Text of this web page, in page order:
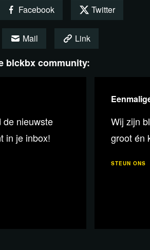
Facebook Twitter
Mail Link
blckbx community:
de nieuwste
in je inbox!
Wij zijn
groot én
STEUN ONS